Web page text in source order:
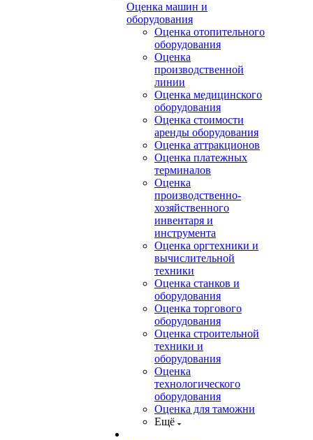
Оценка машин и
оборудования
Оценка отопительного
оборудования
Оценка
производственной
линии
Оценка медицинского
оборудования
Оценка стоимости
аренды оборудования
Оценка аттракционов
Оценка платежных
терминалов
Оценка
производственно-
хозяйственного
инвентаря и
инструмента
Оценка оргтехники и
вычислительной
техники
Оценка станков и
оборудования
Оценка торгового
оборудования
Оценка строительной
техники и
оборудования
Оценка
технологического
оборудования
Оценка для таможни
Ещё